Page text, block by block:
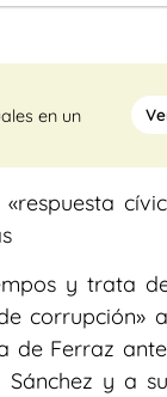
en un
y trata
corrupción»
de Ferraz
y a